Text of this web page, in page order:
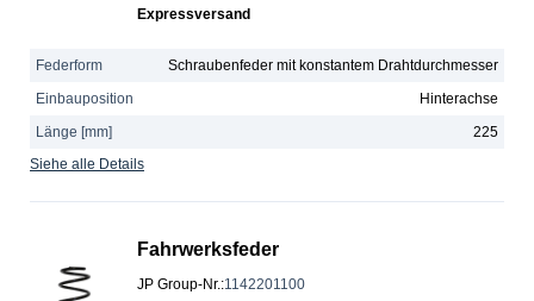
Expressversand
Federform
Schraubenfeder mit konstantem Drahtdurchmesser
Einbauposition
Hinterachse
Länge [mm]
225
Siehe alle Details
Fahrwerksfeder
JP Group-Nr.:1142201100